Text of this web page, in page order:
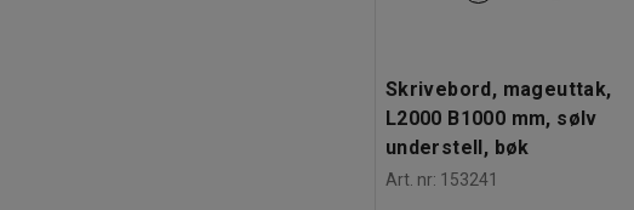
Skrivebord, mageuttak,
L2000 B1000 mm, sølv
understell, bøk
Art. nr: 153241